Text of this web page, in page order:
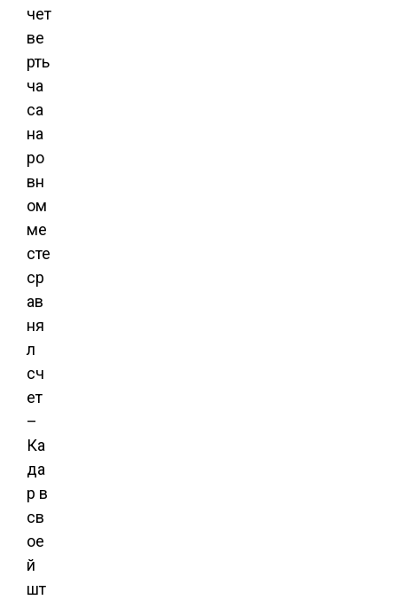
чет
ве
рть
ча
са
на
ро
вн
ом
ме
сте
ср
ав
ня
л
сч
ет
–
Ка
да
р в
св
ое
й
шт